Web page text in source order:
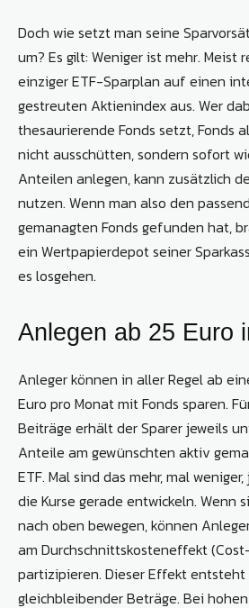
Doch wie setzt man seine
um? Es gilt: Weniger ist mehr. Meist
einziger ETF-Sparplan auf einen
gestreuten Aktienindex aus. Wer
thesaurierende Fonds setzt, Fonds
nicht ausschütten, sondern sofort
Anteilen anlegen, kann zusätzlich
nutzen. Wenn man also den
gemanagten Fonds gefunden hat,
ein Wertpapierdepot seiner
es losgehen.
Anlegen ab 25 Euro
Anleger können in aller Regel ab
Euro pro Monat mit Fonds sparen.
Beiträge erhält der Sparer jeweils
Anteile am gewünschten aktiv
ETF. Mal sind das mehr, mal
die Kurse gerade entwickeln. Wenn
nach oben bewegen, können
am Durchschnittskosteneffekt
partizipieren. Dieser Effekt
gleichbleibender Beträge. Bei